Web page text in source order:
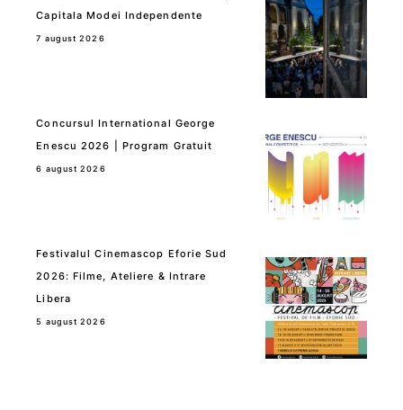
Capitala Modei Independente
7 august 2026
Concursul International George
Enescu 2026 | Program Gratuit
6 august 2026
Festivalul Cinemascop Eforie Sud
2026: Filme, Ateliere & Intrare
Libera
5 august 2026